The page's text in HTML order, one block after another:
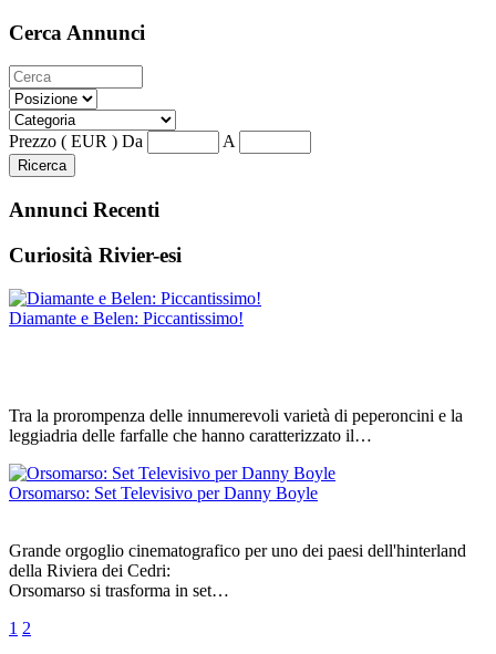
Cerca Annunci
Prezzo ( EUR ) Da A
Ricerca
Annunci Recenti
Curiosità Rivier-esi
Diamante e Belen: Piccantissimo!
Tra la prorompenza delle innumerevoli varietà di peperoncini e la
leggiadria delle farfalle che hanno caratterizzato il…
Orsomarso: Set Televisivo per Danny Boyle
Grande orgoglio cinematografico per uno dei paesi dell'hinterland
della Riviera dei Cedri:
Orsomarso si trasforma in set…
1 2